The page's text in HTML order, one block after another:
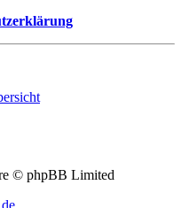
© phpBB Limited